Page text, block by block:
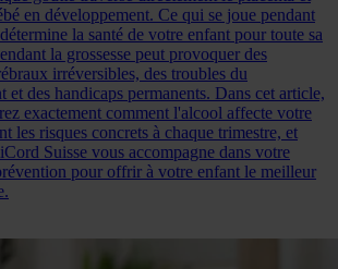
en développement. Ce qui se joue pendant
la santé de votre enfant pour toute sa
la grossesse peut provoquer des
irréversibles, des troubles du
et des handicaps permanents. Dans cet article,
exactement comment l'alcool affecte votre
les risques concrets à chaque trimestre, et
Suisse vous accompagne dans votre
pour offrir à votre enfant le meilleur